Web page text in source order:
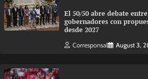
El 50/50 abre debate
gobernadores con
desde 2027
Corresponsal August 3,